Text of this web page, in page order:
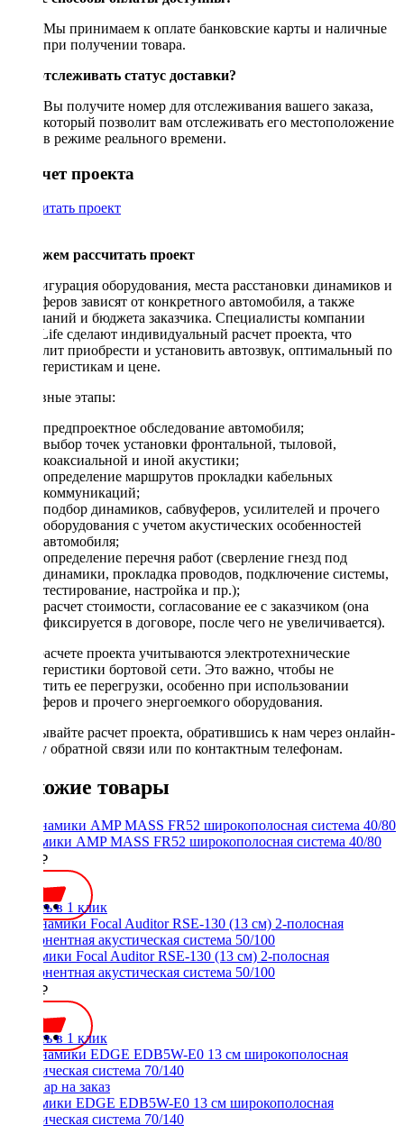
Мы принимаем к оплате банковские карты и наличные
при получении товара.
Как отслеживать статус доставки?
Вы получите номер для отслеживания вашего заказа,
который позволит вам отслеживать его местоположение
в режиме реального времени.
Рассчет проекта
Рассчитать проект
Поможем рассчитать проект
Конфигурация оборудования, места расстановки динамиков и
сабвуферов зависят от конкретного автомобиля, а также
пожеланий и бюджета заказчика. Специалисты компании
DriveLife сделают индивидуальный расчет проекта, что
позволит приобрести и установить автозвук, оптимальный по
характеристикам и цене.
Основные этапы:
предпроектное обследование автомобиля;
выбор точек установки фронтальной, тыловой,
коаксиальной и иной акустики;
определение маршрутов прокладки кабельных
коммуникаций;
подбор динамиков, сабвуферов, усилителей и прочего
оборудования с учетом акустических особенностей
автомобиля;
определение перечня работ (сверление гнезд под
динамики, прокладка проводов, подключение системы,
тестирование, настройка и пр.);
расчет стоимости, согласование ее с заказчиком (она
фиксируется в договоре, после чего не увеличивается).
При расчете проекта учитываются электротехнические
характеристики бортовой сети. Это важно, чтобы не
допустить ее перегрузки, особенно при использовании
сабвуферов и прочего энергоемкого оборудования.
Заказывайте расчет проекта, обратившись к нам через онлайн-
форму обратной связи или по контактным телефонам.
Похожие товары
Динамики AMP MASS FR52 широкополосная система 40/80
2500 ₽
Купить в 1 клик
Динамики Focal Auditor RSE-130 (13 см) 2-полосная
компонентная акустическая система 50/100
7350 ₽
Купить в 1 клик
Динамики EDGE EDB5W-E0 13 см широкополосная
акустическая система 70/140